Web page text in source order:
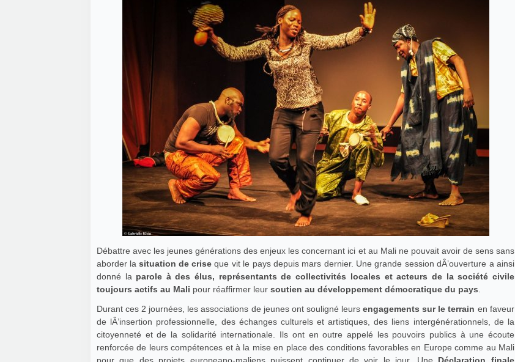
Débattre avec les jeunes générations des enjeux les concernant ici et au Mali ne pouvait avoir de sens sans
aborder la situation de crise que vit le pays depuis mars dernier. Une grande session dÂ’ouverture a ainsi
donné la parole à des élus, représentants de collectivités locales et acteurs de la société civile
toujours actifs au Mali pour réaffirmer leur soutien au développement démocratique du pays.
Durant ces 2 journées, les associations de jeunes ont souligné leurs engagements sur le terrain en faveur
de lÂ’insertion professionnelle, des échanges culturels et artistiques, des liens intergénérationnels, de la
citoyenneté et de la solidarité internationale. Ils ont en outre appelé les pouvoirs publics à une écoute
renforcée de leurs compétences et à la mise en place des conditions favorables en Europe comme au Mali